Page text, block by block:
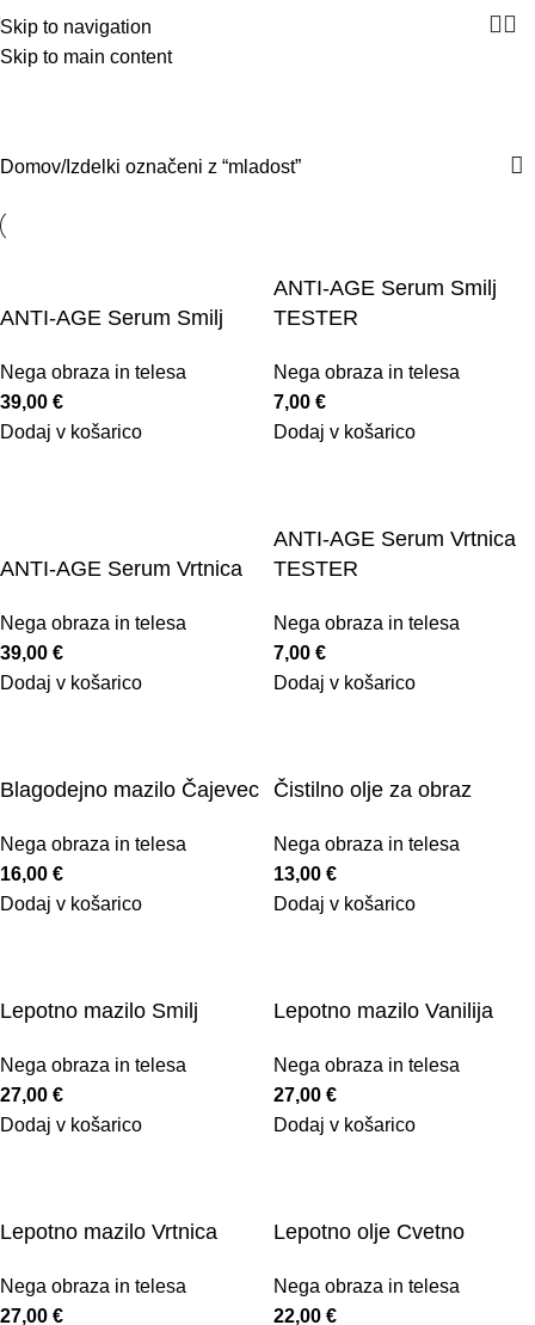
Skip to navigation
Skip to main content
mladost
Domov Izdelki označeni z “mladost”
ANTI-AGE Serum Smilj
Nega obraza in telesa
39,00 €
Dodaj v košarico
ANTI-AGE Serum Smilj
TESTER
Nega obraza in telesa
7,00 €
Dodaj v košarico
ANTI-AGE Serum Vrtnica
Nega obraza in telesa
39,00 €
Dodaj v košarico
ANTI-AGE Serum Vrtnica
TESTER
Nega obraza in telesa
7,00 €
Dodaj v košarico
Blagodejno mazilo Čajevec
Nega obraza in telesa
16,00 €
Dodaj v košarico
Čistilno olje za obraz
Nega obraza in telesa
13,00 €
Dodaj v košarico
Lepotno mazilo Smilj
Nega obraza in telesa
27,00 €
Dodaj v košarico
Lepotno mazilo Vanilija
Nega obraza in telesa
27,00 €
Dodaj v košarico
Lepotno mazilo Vrtnica
Nega obraza in telesa
27,00 €
Lepotno olje Cvetno
Nega obraza in telesa
22,00 €